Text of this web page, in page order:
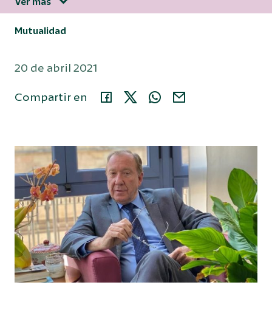
Área privada
914 35 24 86
Español
Mutualidad
20 de abril 2021
Compartir en